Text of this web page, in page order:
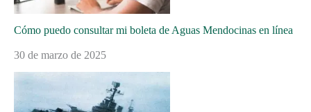
Cómo puedo consultar mi boleta de Aguas Mendocinas en línea
30 de marzo de 2025